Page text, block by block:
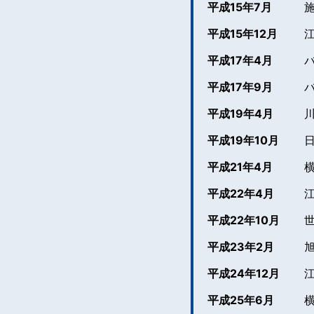
平成15年7月
平成15年12月
平成17年4月
平成17年9月
平成19年4月
平成19年10月
平成21年4月
平成22年4月
平成22年10月
平成23年2月
平成24年12月
平成25年6月